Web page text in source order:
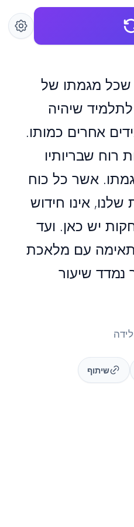
שכל מגמתו של
שיהיה
אחרים כמותו.
שבריותיו
אשר כל כוח
אינו חידוש
יש כאן. ועד
עם מלאכת
נמדד שיעור
שיתוף